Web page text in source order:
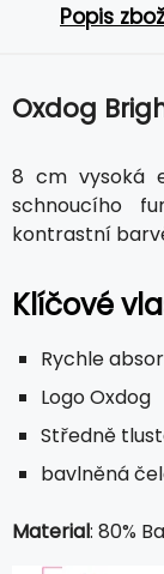
Popis
Oxdog
8 cm vysoká
schnoucího
kontrastní
Klíčové
Rychle
Logo Oxdog
Středně
bavlněná
Material: 80%